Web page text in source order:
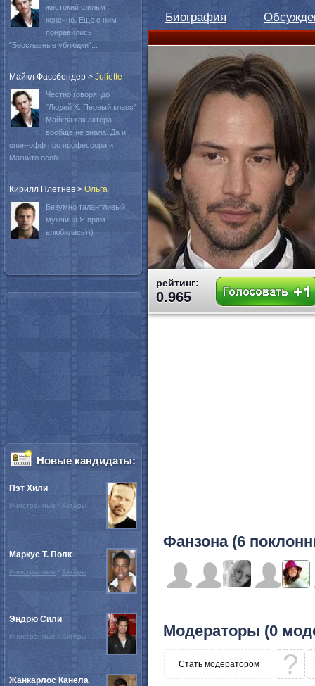
Биография
рейтинг:
0.965
Фанзона (6
Модераторы (0
Стать модератором ?
жестокий фильм
конечно. Еще с ним
понравились
"Бесславные ублюдки"...
Майкл Фассбендер > Juliette
Честно говоря, до
"Людей Х: Первый класс"
Майкла как актера
вообще не знала. Да и
спин-офф про профессора и
Магнито особ...
Кирилл Плетнев > Oльга
Безумно талантливый
мужчина.Я прям
влюбилась)))
Новые кандидаты:
Пэт Хили
Иностранные / Актёры
Маркус Т. Полк
Иностранные / Актёры
Эндрю Сили
Иностранные / Актёры
Жанкарлос Канела